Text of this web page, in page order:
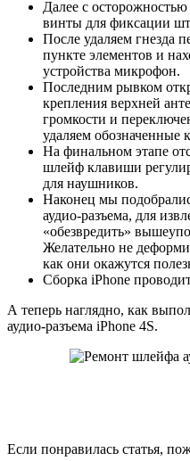
Далее с
винты для фиксации
После удаляем гнезда
пункте элементов и
устройства микрофон.
Последним рывком
крепления верхней
громкости и
удаляем обозначенные
На финальном этапе
шлейф клавиши
для наушников.
Наконец мы
аудио-разъема, для
«обезвредить»
Желательно не
как они окажутся
Сборка iPhone
А теперь наглядно, как
аудио-разъема iPhone 4S.
Если понравилась статья,